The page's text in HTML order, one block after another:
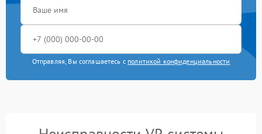
Отправляя, Вы соглашаетесь с политикой конфиденциальности